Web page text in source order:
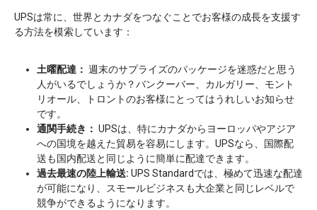
UPSは常に、世界とカナダをつなぐことでお客様の成長を支援す
る方法を模索しています：
土曜配達： 週末のサプライズのパッケージを迷惑だと思う
人がいるでしょうか？バンクーバー、カルガリー、モント
リオール、トロントのお客様にとってはうれしいお知らせ
です。
通関手続き： UPSは、特にカナダからヨーロッパやアジア
への国境を越えた貿易を容易にします。UPSなら、国際配
送も国内配送と同じように簡単に配達できます。
過去最速の陸上輸送: UPS Standardでは、極めて迅速な配達
が可能になり、スモールビジネスも大企業と同じレベルで
競争ができるようになります。